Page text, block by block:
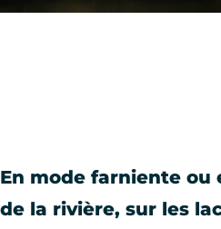
En mode farniente ou
de la rivière, sur les